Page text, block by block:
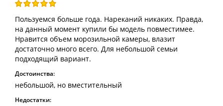
Пользуемся больше года. Нареканий никаких. Правда,
на данный момент купили бы модель повместимее.
Нравится объем морозильной камеры, влазит
достаточно много всего. Для небольшой семьи
подходящий вариант.
Достоинства:
небольшой, но вместительный
Недостатки: